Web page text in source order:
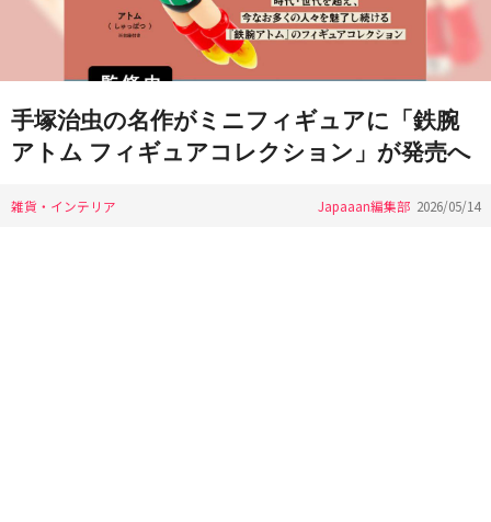
手塚治虫の名作がミニフィギュアに「鉄腕
アトム フィギュアコレクション」が発売へ
雑貨・インテリア Japaaan編集部 2026/05/14